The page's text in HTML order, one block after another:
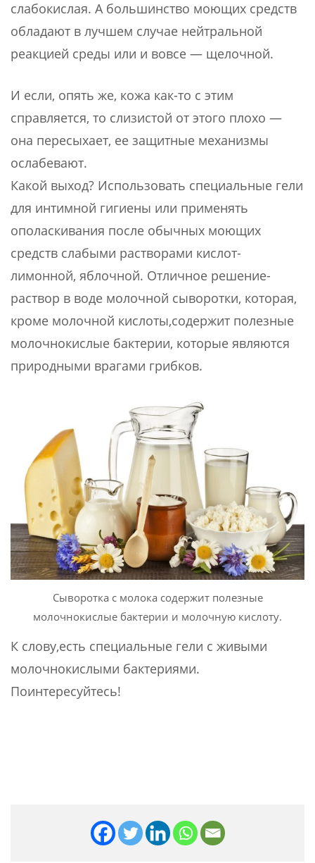
слабокислая. А большинство моющих средств
обладают в лучшем случае нейтральной
реакцией среды или и вовсе — щелочной.
И если, опять же, кожа как-то с этим
справляется, то слизистой от этого плохо —
она пересыхает, ее защитные механизмы
ослабевают.
Какой выход? Использовать специальные гели
для интимной гигиены или применять
ополаскивания после обычных моющих
средств слабыми растворами кислот-
лимонной, яблочной. Отличное решение-
раствор в воде молочной сыворотки, которая,
кроме молочной кислоты,содержит полезные
молочнокислые бактерии, которые являются
природными врагами грибков.
Сыворотка с молока содержит полезные
молочнокислые бактерии и молочную кислоту.
К слову,есть специальные гели с живыми
молочнокислыми бактериями.
Поинтересуйтесь!